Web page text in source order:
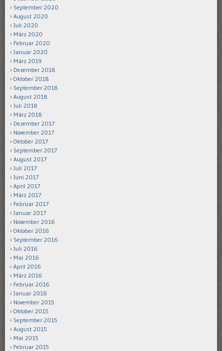
September 2020
August 2020
Juli 2020
März 2020
Februar 2020
Januar 2020
März 2019
Dezember 2018
Oktober 2018
September 2018
August 2018
Juli 2018
März 2018
Dezember 2017
November 2017
Oktober 2017
September 2017
August 2017
Juli 2017
Juni 2017
April 2017
März 2017
Februar 2017
Januar 2017
November 2016
Oktober 2016
September 2016
Juli 2016
Mai 2016
April 2016
März 2016
Februar 2016
Januar 2016
November 2015
Oktober 2015
September 2015
August 2015
Mai 2015
Februar 2015